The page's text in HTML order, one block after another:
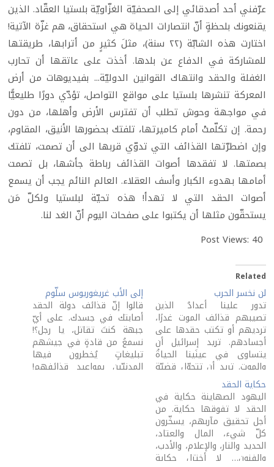
عرّفني أحد أصدقائي إلى الصحفيّة الغزّاويّة بلستيا العقّاد. الذين
يقنعونك بلحظةٍ أنّ انتصارات الحياة هي استحقاق، هم غزّة الآتية!
اختارت هذه الشابّة (٢٢ سنة)، مثلَ كثيرٍ من أترابها، طريقتها
للمشاركة في الدفاع عن بلدها. أخذت على عاتقها أن تحارب
الغفلة والحقد وانتهاك القوانين الدوليّة... بفيديوهات من أرض
المعركة تنشرها بلستيا على مواقع التواصل، تؤدّي دورًا طليعيًّا
في مواجهة وحوش تطلب أن تفترس الأرض وأهلها، من دون
رحمة. إن تكلّمتْ أمام كاميرتها، تلفتك بحضورها الأنيق، المقاوم،
وإن اضطرّتها القذائف التي تدوّي قربها الى أن تصمت، تلفتك
بصمتها. لا تفقدها أصوات القذائف رباطة جأشها، بل تصمت
أمامها بهدوء الكبار وأسف العقلاء. العالم النائم يجب أن يسمع
أصوات الحقد التي لا تهدأ! هذه تحيّة لبلستيا ولكلّ مَن
يستحقّون مثلها أن يكتبوا على صفحات اليوم أنّ الغد لنا.
Post Views: 40
Related
لن نخسر الحرب
تدور علينا أعدادُ الذين
تصيبهم قذائف الموت غدرًا،
ترديهم أو تكتب حقدها على
أجسادهم. تريد إسرائيل أن
يتساوى في عينَينا الحياةُ
والموت. تريد أن تتحوّل قضيّة
اعتدائها علينا إلى مجرّد
أرقام مصابين تتصاعد يومًا
فيومًا. تريد، في إصرارها على
القتل، على قتلنا، أن تقتل
أحاسيسنا. تريدنا أن نشبه
سائقًا يقف…
إلى الأب غريغوريوس سلّوم
قالوا إنّ قذائف دولة الحقد
أصابتك في جسدك. على أيّ
جبهة كنتَ تقاتل، يا رجل؟!
نسمعُ من قادةٍ في جيشهم
تبليغاتٍ يُخطرون فيها
المدنيّين بمواعيد قذائفهم!
حكاية الحقد
اليهود الصهاينة حكاية في
الحقد لا تفوقها حكاية. من
أجل تحقيق مآربهم، يسخّرون
كلّ شيء، المال والعتاد،
الحديد والنار، والإعلام، والأدب،
والفنون… لا أختزل حكاية